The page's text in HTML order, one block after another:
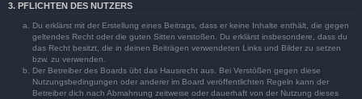
3. PFLICHTEN DES NUTZERS
Du erklärst mit der Erstellung eines Beitrags, dass er keine Inhalte enthält, die gegen
geltendes Recht oder die guten Sitten verstoßen. Du erklärst insbesondere, dass du
das Recht besitzt, die in deinen Beiträgen verwendeten Links und Bilder zu setzen
bzw. zu verwenden.
Der Betreiber des Boards übt das Hausrecht aus. Bei Verstößen gegen diese
Nutzungsbedingungen oder anderer im Board veröffentlichten Regeln kann der
Betreiber dich nach Abmahnung zeitweise oder dauerhaft von der Nutzung dieses